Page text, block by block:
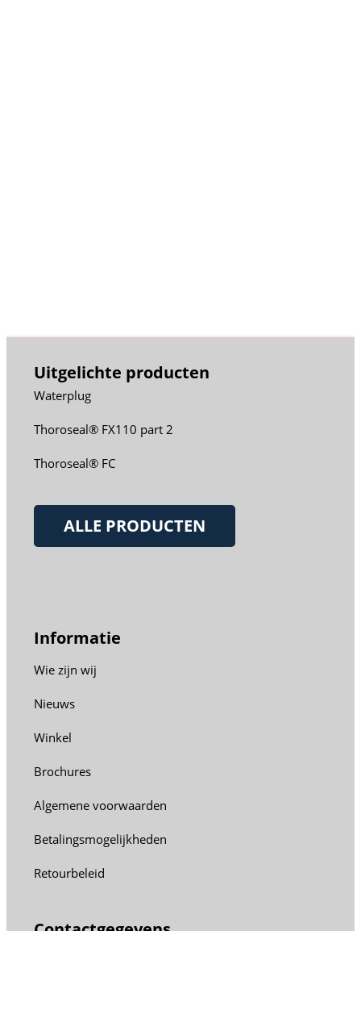
Uitgelichte producten
Waterplug
Thoroseal® FX110 part 2
Thoroseal® FC
ALLE PRODUCTEN
Informatie
Wie zijn wij
Nieuws
Winkel
Brochures
Algemene voorwaarden
Betalingsmogelijkheden
Retourbeleid
Contactgegevens